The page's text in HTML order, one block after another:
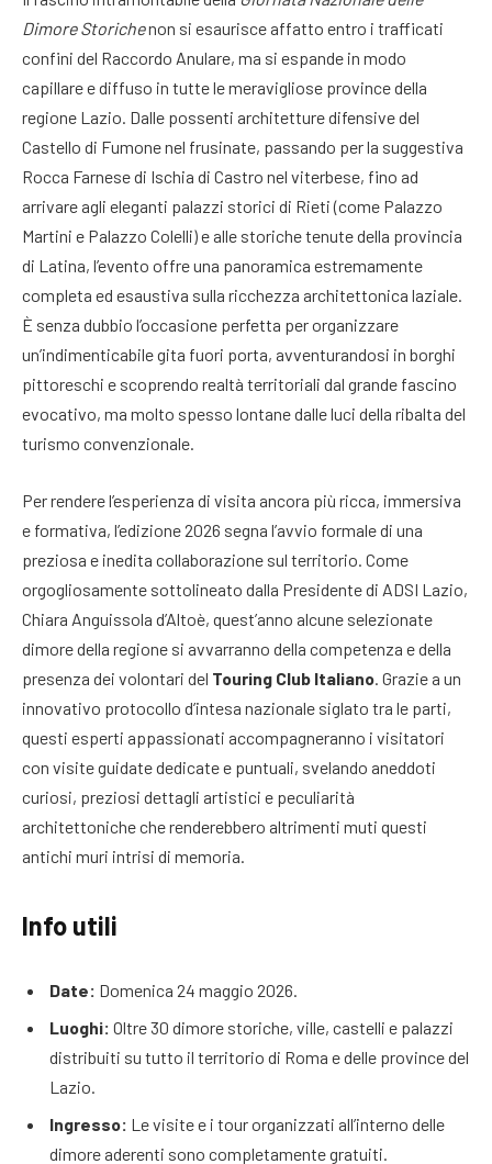
Dimore Storichenon si esaurisce affatto entro i trafficati
confini del Raccordo Anulare, ma si espande in modo
capillare e diffuso in tutte le meravigliose province della
regione Lazio. Dalle possenti architetture difensive del
Castello di Fumone nel frusinate, passando per la suggestiva
Rocca Farnese di Ischia di Castro nel viterbese, fino ad
arrivare agli eleganti palazzi storici di Rieti (come Palazzo
Martini e Palazzo Colelli) e alle storiche tenute della provincia
di Latina, l’evento offre una panoramica estremamente
completa ed esaustiva sulla ricchezza architettonica laziale.
È senza dubbio l’occasione perfetta per organizzare
un’indimenticabile gita fuori porta, avventurandosi in borghi
pittoreschi e scoprendo realtà territoriali dal grande fascino
evocativo, ma molto spesso lontane dalle luci della ribalta del
turismo convenzionale.
Per rendere l’esperienza di visita ancora più ricca, immersiva
e formativa, l’edizione 2026 segna l’avvio formale di una
preziosa e inedita collaborazione sul territorio . Come
orgogliosamente sottolineato dalla Presidente di ADSI Lazio,
Chiara Anguissola d’Altoè, quest’anno alcune selezionate
dimore della regione si avvarranno della competenza e della
presenza dei volontari del Touring Club Italiano . Grazie a un
innovativo protocollo d’intesa nazionale siglato tra le parti,
questi esperti appassionati accompagneranno i visitatori
con visite guidate dedicate e puntuali, svelando aneddoti
curiosi, preziosi dettagli artistici e peculiarità
architettoniche che renderebbero altrimenti muti questi
antichi muri intrisi di memoria
Info utili
Date: Domenica 24 maggio 2026.
Luoghi: Oltre 30 dimore storiche, ville, castelli e palazzi
distribuiti su tutto il territorio di Roma e delle province del
Lazio.
Ingresso: Le visite e i tour organizzati all’interno delle
dimore aderenti sono completamente gratuiti.